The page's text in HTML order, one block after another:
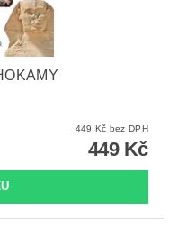
449 Kč bez DPH
449 Kč